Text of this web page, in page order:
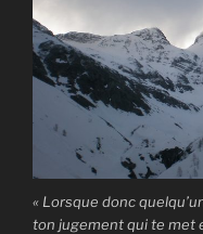
« Lorsque donc
ton jugement qui te met